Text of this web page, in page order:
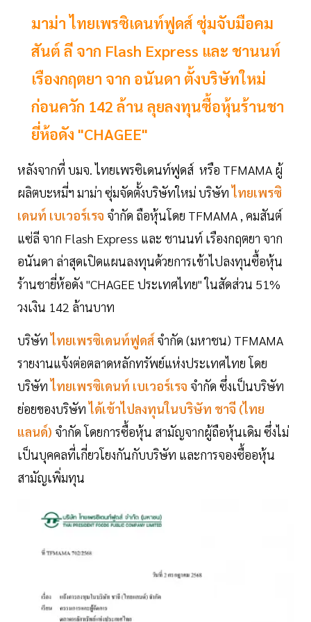
มาม่า ไทยเพรซิเดนท์ฟูดส์ ซุ่มจับมือคม
สันต์ ลี จาก Flash Express และ ชานนท์
เรืองกฤตยา จาก อนันดา ตั้งบริษัทใหม่
ก่อนควัก 142 ล้าน ลุยลงทุนซื้อหุ้นร้านชา
ยี่ห้อดัง "CHAGEE"
หลังจากที่ บมจ. ไทยเพรซิเดนท์ฟูดส์ หรือ TFMAMA ผู้
ผลิตบะหมี่ฯ มาม่า ซุ่มจัดตั้งบริษัทใหม่ บริษัทไทยเพรซิ
เดนท์ เบเวอร์เรจ จำกัด ถือหุ้นโดย TFMAMA , คมสันต์
แซ่ลี จาก Flash Express และ ชานนท์ เรืองกฤตยา จาก
อนันดา ล่าสุดเปิดแผนลงทุนด้วยการเข้าไปลงทุนซื้อหุ้น
ร้านชายี่ห้อดัง "CHAGEE ประเทศไทย" ในสัดส่วน 51%
วงเงิน 142 ล้านบาท
บริษัทไทยเพรซิเดนท์ฟูดส์ จำกัด (มหาชน) TFMAMA
รายงานแจ้งต่อตลาดหลักทรัพย์แห่งประเทศไทย โดย
บริษัทไทยเพรซิเดนท์ เบเวอร์เรจ จำกัด ซึ่งเป็นบริษัท
ย่อยของบริษัทได้เข้าไปลงทุนในบริษัท ชาจี (ไทย
แลนด์) จำกัด โดยการซื้อหุ้น สามัญจากผู้ถือหุ้นเดิม ซึ่งไม่
เป็นบุคคลที่เกี่ยวโยงกันกับบริษัท และการจองซื้ออหุ้น
สามัญเพิ่มทุน